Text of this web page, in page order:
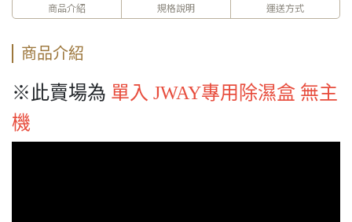
商品介紹 規格說明 運送方式
商品介紹
※此賣場為 單入 JWAY專用除濕盒 無主
機